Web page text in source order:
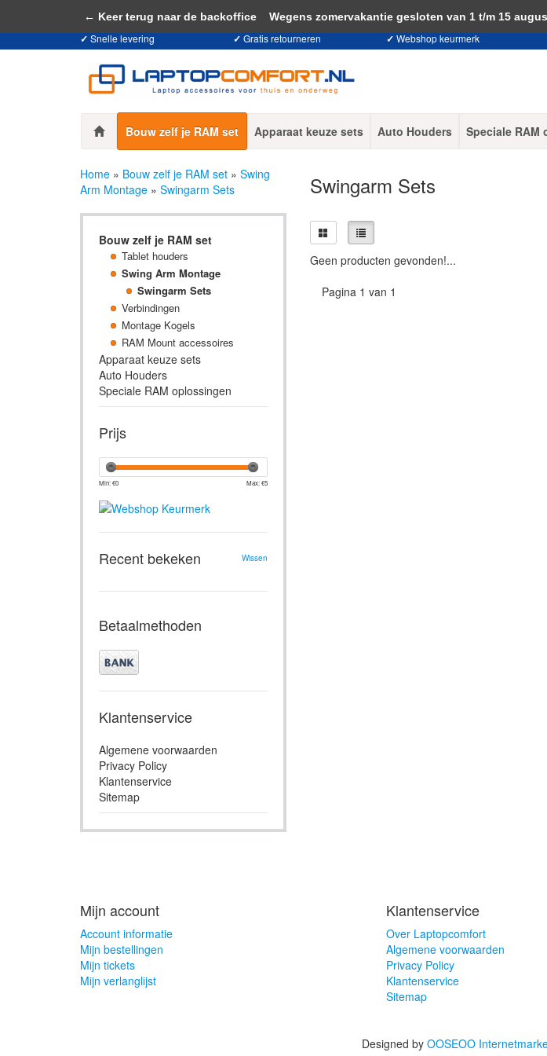
✓ Snelle levering ✓ Gratis retourneren ✓ Webshop keurmerk
Bouw zelf je RAM set Apparaat keuze sets Auto Houders Speciale RAM
Home » Bouw zelf je RAM set » Swing
Arm Montage » Swingarm Sets
Bouw zelf je RAM set
Tablet houders
Swing Arm Montage
Swingarm Sets
Verbindingen
Montage Kogels
RAM Mount accessoires
Apparaat keuze sets
Auto Houders
Speciale RAM oplossingen
Prijs
Min: €0 Max: €5
Recent bekeken Wissen
Betaalmethoden
Klantenservice
Algemene voorwaarden
Privacy Policy
Klantenservice
Sitemap
Swingarm Sets
Geen producten gevonden!...
Pagina 1 van 1
Mijn account
Account informatie
Mijn bestellingen
Mijn tickets
Mijn verlanglijst
Klantenservice
Over Laptopcomfort
Algemene voorwaarden
Privacy Policy
Klantenservice
Sitemap
Designed by OOSEOO
Door het gebruiken van onze website, ga je akkoord met het gebruik van cookies
← Keer terug naar de backoffice Wegens zomervakantie gesloten van 1 t/m 15